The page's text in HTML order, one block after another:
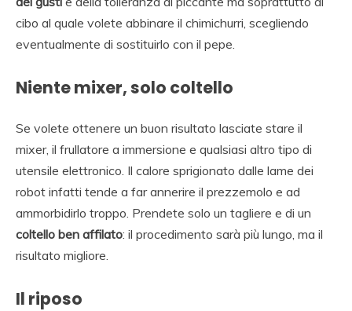
cibo al quale volete abbinare il chimichurri, scegliendo
eventualmente di sostituirlo con il pepe.
Niente mixer, solo coltello
Se volete ottenere un buon risultato lasciate stare il
mixer, il frullatore a immersione e qualsiasi altro tipo di
utensile elettronico. Il calore sprigionato dalle lame dei
robot infatti tende a far annerire il prezzemolo e ad
ammorbidirlo troppo. Prendete solo un tagliere e di un
coltello ben affilato: il procedimento sarà più lungo, ma il
risultato migliore.
Il riposo